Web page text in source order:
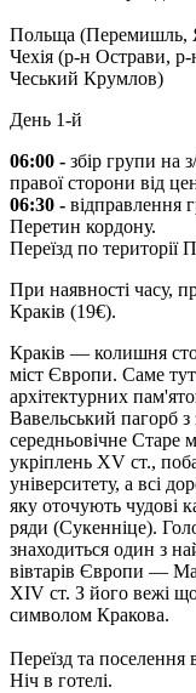
Польща (Перемишль,
Чехія (р-н Острави,
Чеський Крумлов)
День 1-й
06:00 - збір групи на
правої сторони від
06:30 - відправлення
Перетин кордону.
Переїзд по території
При наявності часу,
Краків (19€).
Краків — колишня
міст Європи. Саме тут
архітектурних
Вавельський пагорб
середньовічне Старе
укріплень XV ст.,
університету, а всі
яку оточують чудові
ряди (Сукенніце).
знаходиться один з
вівтарів Європи —
XIV ст. З його вежі
символом Кракова.
Переїзд та поселення
Ніч в готелі.